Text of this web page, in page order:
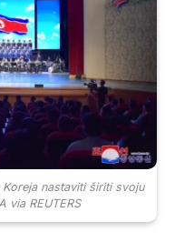
nastaviti širiti svoju
via REUTERS